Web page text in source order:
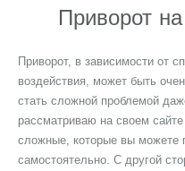
Приворот
Приворот, в зависимости от
воздействия, может быть
стать сложной проблемой
рассматриваю на своем
сложные, которые вы можете
самостоятельно. С другой